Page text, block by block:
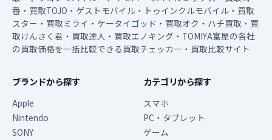
番・買取TOJO・ゲストモバイル・トゥインクルモバイル・買取
スター・買取ミライ・ケータイゴッド・買取オク・ハチ買取・買
取けんさく君・買取達人・買取エノキング・TOMIYA富屋の各社
の買取価格を一括比較できる買取チェッカー・買取比較サイト
ブランドから探す
Apple
Nintendo
SONY
カテゴリから探す
スマホ
PC・タブレット
ゲーム